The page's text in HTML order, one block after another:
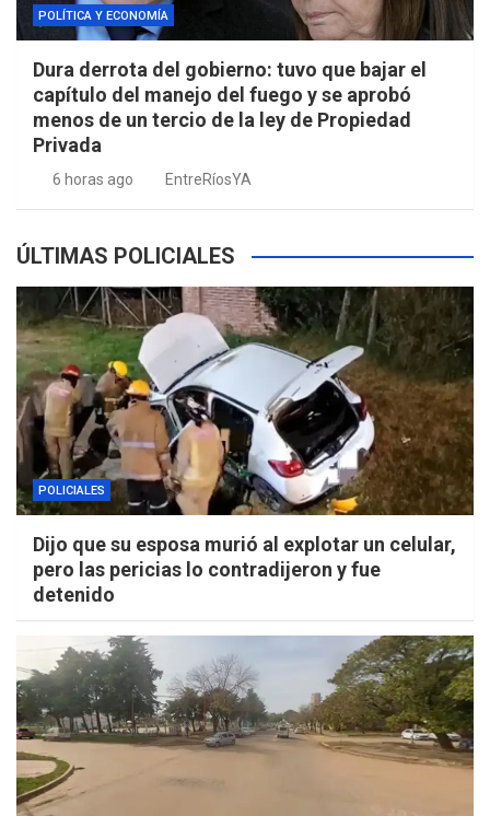
POLÍTICA Y ECONOMÍA
Dura derrota del gobierno: tuvo que bajar el
capítulo del manejo del fuego y se aprobó
menos de un tercio de la ley de Propiedad
Privada
6 horas ago EntreRíosYA
ÚLTIMAS POLICIALES
POLICIALES
Dijo que su esposa murió al explotar un celular,
pero las pericias lo contradijeron y fue
detenido